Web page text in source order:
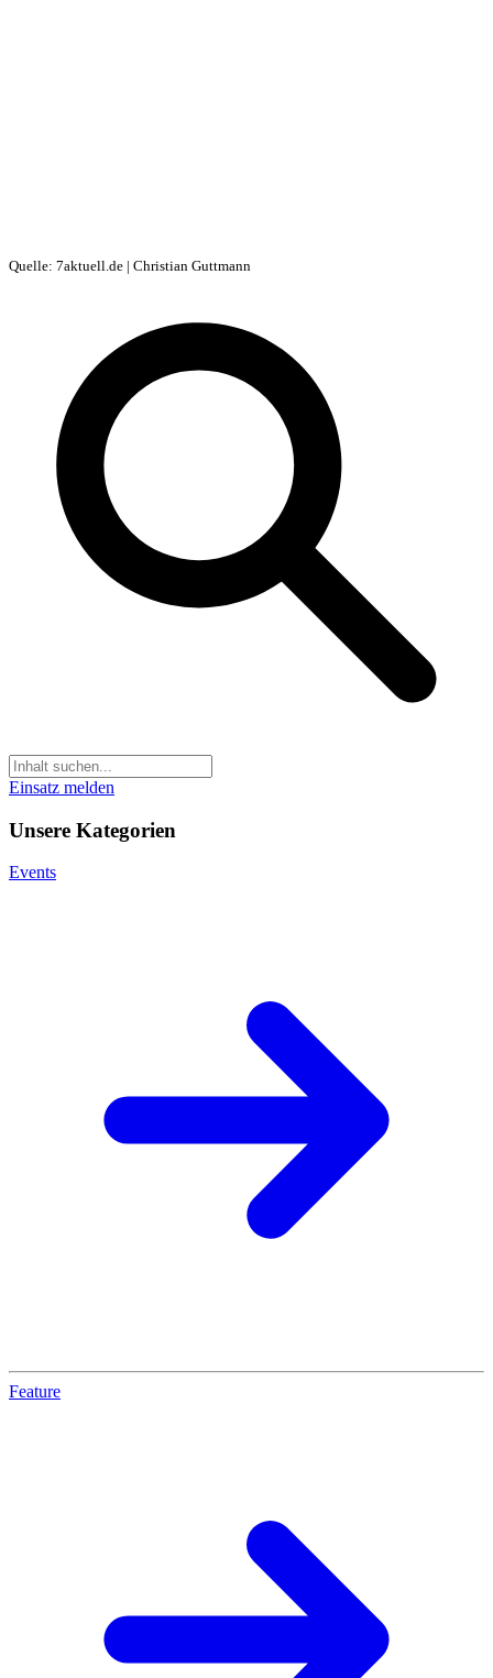
Quelle: 7aktuell.de | Christian Guttmann
Einsatz melden
Unsere Kategorien
Events
Feature